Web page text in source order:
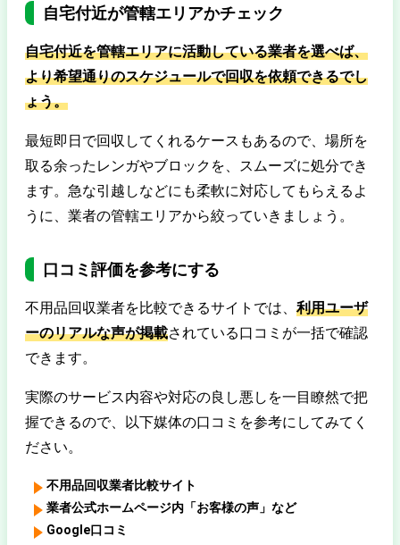
自宅付近が管轄エリアかチェック
自宅付近を管轄エリアに活動している業者を選べば、
より希望通りのスケジュールで回収を依頼できるでし
ょう。
最短即日で回収してくれるケースもあるので、場所を
取る余ったレンガやブロックを、スムーズに処分でき
ます。急な引越しなどにも柔軟に対応してもらえるよ
うに、業者の管轄エリアから絞っていきましょう。
口コミ評価を参考にする
不用品回収業者を比較できるサイトでは、 利用ユーザ
ーのリアルな声が掲載されている口コミが一括で確認
できます。
実際のサービス内容や対応の良し悪しを一目瞭然で把
握できるので、以下媒体の口コミを参考にしてみてく
ださい。
不用品回収業者比較サイト
業者公式ホームページ内「お客様の声」など
Google口コミ